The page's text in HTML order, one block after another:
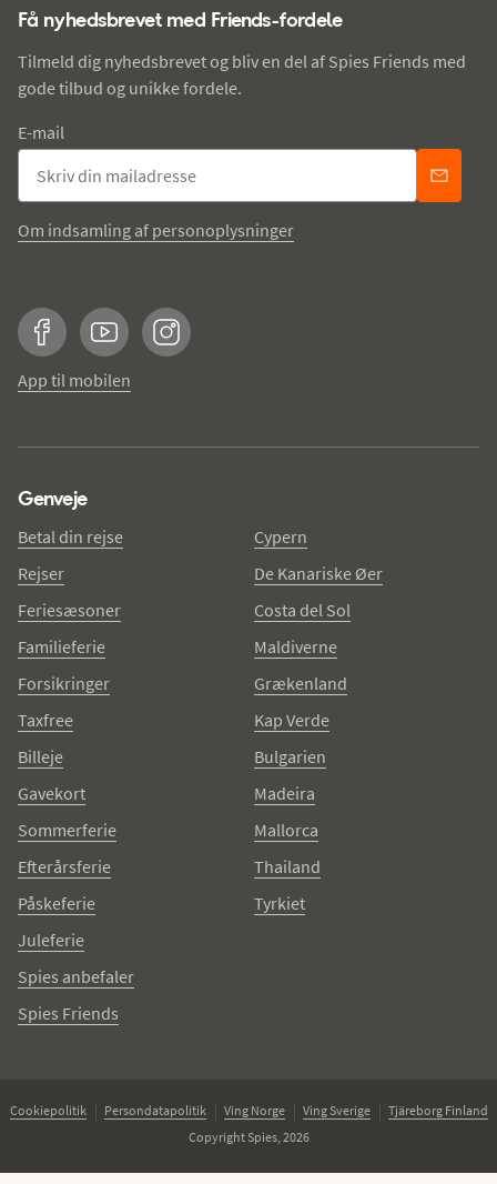
Få nyhedsbrevet med Friends-fordele
Tilmeld dig nyhedsbrevet og bliv en del af Spies Friends med
gode tilbud og unikke fordele.
E-mail
Om indsamling af personoplysninger
FacebookYouTubeInstagram
App til mobilen
Genveje
Betal din rejse
Rejser
Feriesæsoner
Familieferie
Forsikringer
Taxfree
Billeje
Gavekort
Sommerferie
Efterårsferie
Påskeferie
Juleferie
Spies anbefaler
Spies Friends
Cypern
De Kanariske Øer
Costa del Sol
Maldiverne
Grækenland
Kap Verde
Bulgarien
Madeira
Mallorca
Thailand
Tyrkiet
Cookiepolitik Persondatapolitik Ving Norge Ving Sverige
Tjäreborg Finland
Copyright Spies, 2026